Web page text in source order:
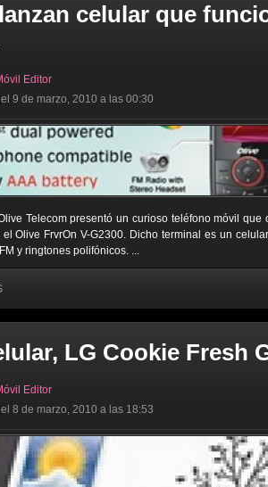
celular que
Editor
9 de marzo, 2010 a las 00:30
Telecom presentó un curioso teléfono móvil
Olive FrvrOn V-G2300. Dicho terminal es un
y ringtones polifónicos. ...
LG Cookie Fresh
Editor
8 de marzo, 2010 a las 18:53